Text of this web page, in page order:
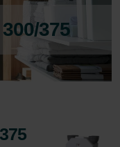
375